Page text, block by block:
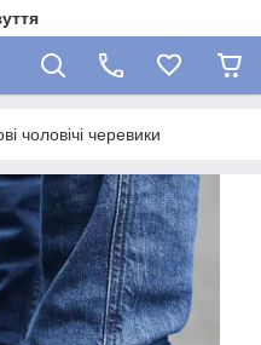
чоловічі черевики